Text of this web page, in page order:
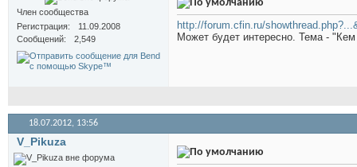
Член сообщества
Регистрация
11.09.2008
Сообщений
2,549
http://forum.cfin.ru/
Может будет интересно. Тема -
18.07.2012, 13:56
V_Pikuza